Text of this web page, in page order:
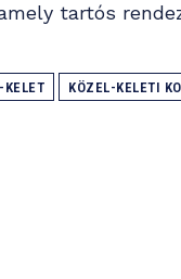
tartós
KELET KÖZEL-KELETI